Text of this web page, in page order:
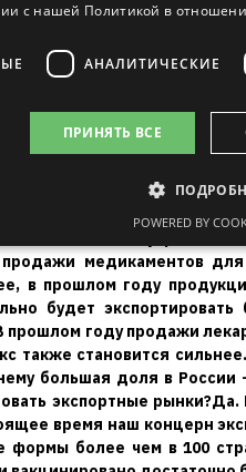
с нашей Политикой в
АНАЛИТИЧЕСКИЕ
ПРИНЯТЬ ВСЕ
POWERED BY